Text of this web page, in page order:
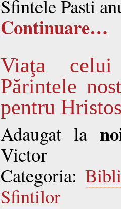
Sfintele Pasti
Continuare…
Viaţa
Părintele
pentru
Adaugat la
Victor
Categoria:
Sfintilor